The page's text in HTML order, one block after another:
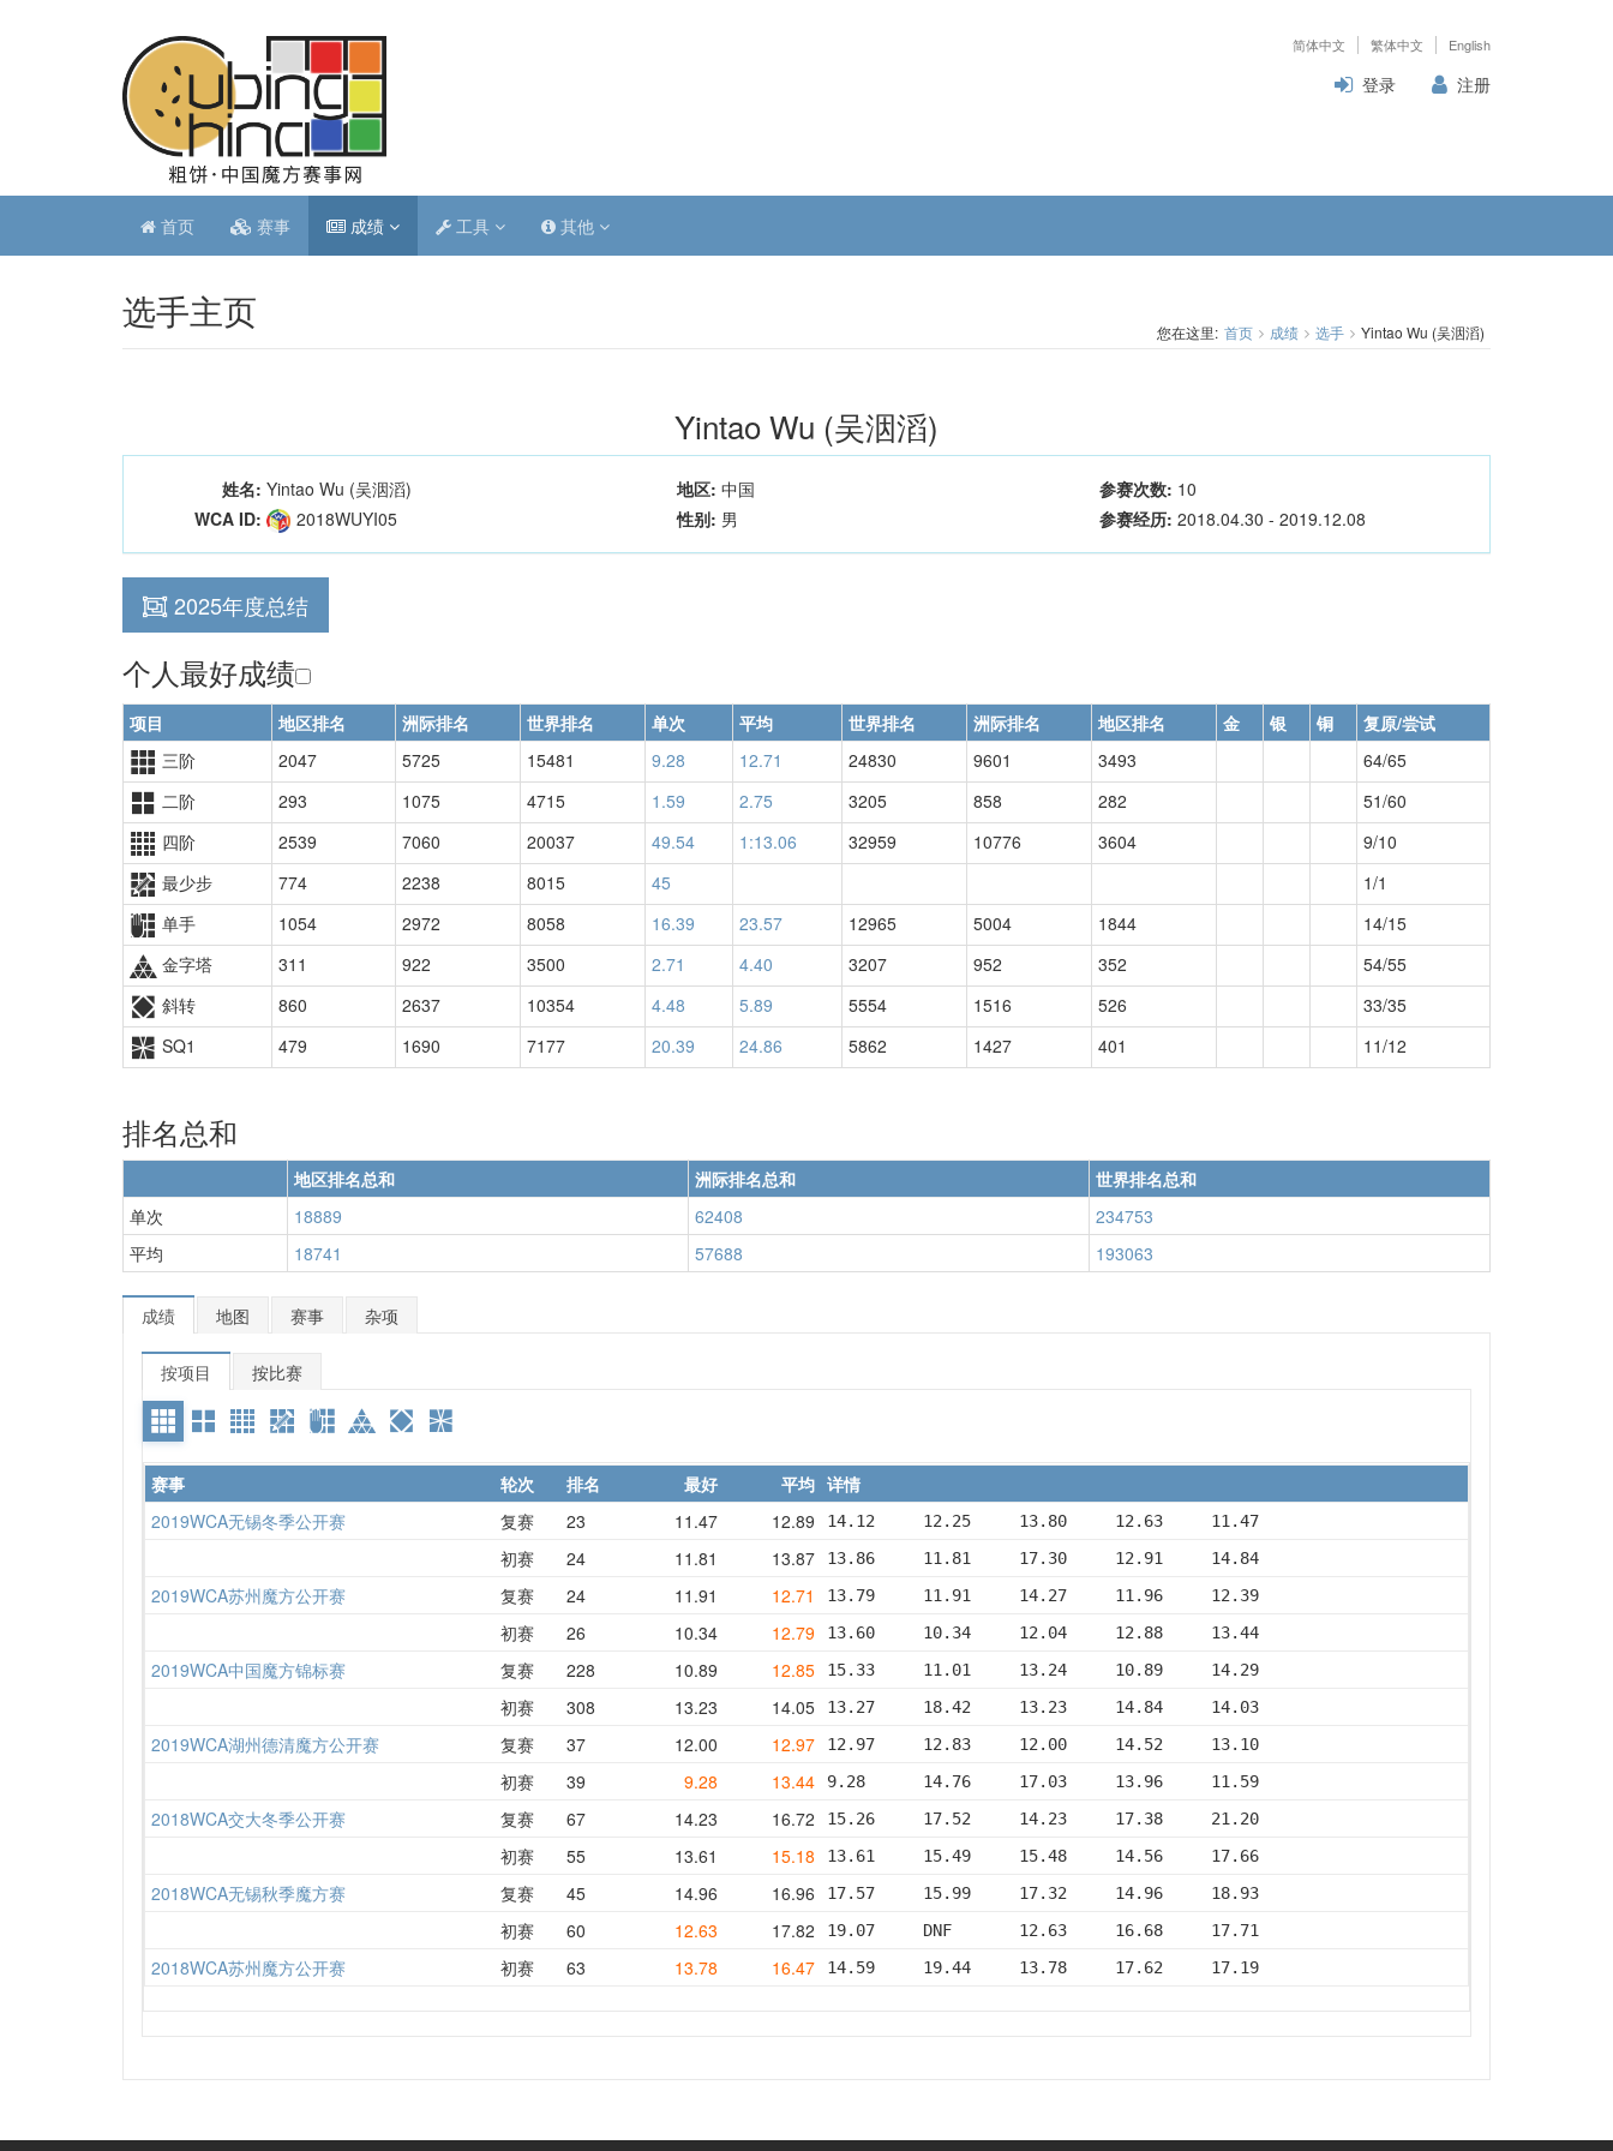
简体中文 繁体中文 English
登录 注册
首页 赛事 成绩 工具 其他
选手主页 您在这里: 首页 成绩 选手 Yintao Wu (吴洇滔)
Yintao Wu (吴洇滔)
姓名: Yintao Wu (吴洇滔) 地区: 中国 参赛次数: 10
WCA ID:
2018WUYI05 性别: 男 参赛经历: 2018.04.30 - 2019.12.08
2025年度总结
个人最好成绩
项目 地区排名 洲际排名 世界排名 单次 平均 世界排名 洲际排名 地区排名 金 银 铜
复原/尝试
三阶
2047 5725 15481 9.28 12.71 24830 9601 3493
64/65
二阶
293 1075 4715 1.59 2.75 3205 858 282
51/60
四阶
2539 7060 20037 49.54 1:13.06 32959 10776 3604
9/10
最少步
774 2238 8015 45
1/1
单手
1054 2972 8058 16.39 23.57 12965 5004 1844
14/15
金字塔
311 922 3500 2.71 4.40 3207 952 352
54/55
斜转
860 2637 10354 4.48 5.89 5554 1516 526
33/35
SQ1
479 1690 7177 20.39 24.86 5862 1427 401 11/12
排名总和
地区排名总和 洲际排名总和
世界排名总和
单次
18889 62408
234753
平均
18741 57688 193063
成绩 地图 赛事 杂项
按项目 按比赛
赛事 轮次 排名 最好 平均 详情
2019WCA无锡冬季公开赛
复赛 23 11.47 12.89 14.12     12.25     13.80     12.63     11.47
初赛 24 11.81 13.87 13.86     11.81     17.30     12.91     14.84
2019WCA苏州魔方公开赛 复赛 24 11.91 12.71 13.79     11.91     14.27     11.96     12.39
初赛 26 10.34 12.79 13.60     10.34     12.04     12.88     13.44
2019WCA中国魔方锦标赛 复赛 228 10.89 12.85 15.33     11.01     13.24     10.89     14.29
初赛 308 13.23 14.05 13.27     18.42     13.23     14.84     14.03
2019WCA湖州德清魔方公开赛 复赛 37 12.00 12.97 12.97     12.83     12.00     14.52     13.10
初赛 39 9.28 13.44 9.28      14.76     17.03     13.96     11.59
2018WCA交大冬季公开赛 复赛 67 14.23 16.72 15.26     17.52     14.23     17.38     21.20
初赛 55 13.61 15.18 13.61     15.49     15.48     14.56     17.66
2018WCA无锡秋季魔方赛 复赛 45 14.96 16.96 17.57     15.99     17.32     14.96     18.93
初赛 60 12.63 17.82 19.07     DNF       12.63     16.68     17.71
2018WCA苏州魔方公开赛 初赛 63 13.78 16.47 14.59     19.44     13.78     17.62     17.19